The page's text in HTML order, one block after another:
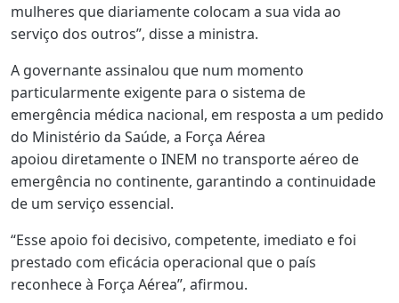
mulheres que diariamente colocam a sua vida ao
serviço dos outros”, disse a ministra.
A governante assinalou que num momento
particularmente exigente para o sistema de
emergência médica nacional, em resposta a um pedido
do Ministério da Saúde, a Força Aérea
apoiou diretamente o INEM no transporte aéreo de
emergência no continente, garantindo a continuidade
de um serviço essencial.
“Esse apoio foi decisivo, competente, imediato e foi
prestado com eficácia operacional que o país
reconhece à Força Aérea”, afirmou.